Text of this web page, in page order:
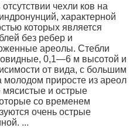
чехли ков на
характерной
которых является
без ребер и
ареолы. Стебли
0,1—6 м выcотой и
от вида, с большим
приросте из ареол
и острые
со временем
очень острые
...